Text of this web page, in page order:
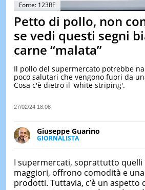
Fonte: 123RF
Petto di pollo, non
se vedi questi segni
carne “malata”
Il pollo del supermercato potrebbe
poco salutari che vengono fuori da
Cosa c'è dietro il 'white striping'.
27/02/24 18:08
Giuseppe Guarino
GIORNALISTA
Ph(D) in Diritto Comparato e
particolare sulla Storia
Latina e Spagna. Collabora
è presidente dell'Associazione
I supermercati, soprattutto quelli
maggiori, offrono comodità e
prodotti. Tuttavia, c’è un aspetto